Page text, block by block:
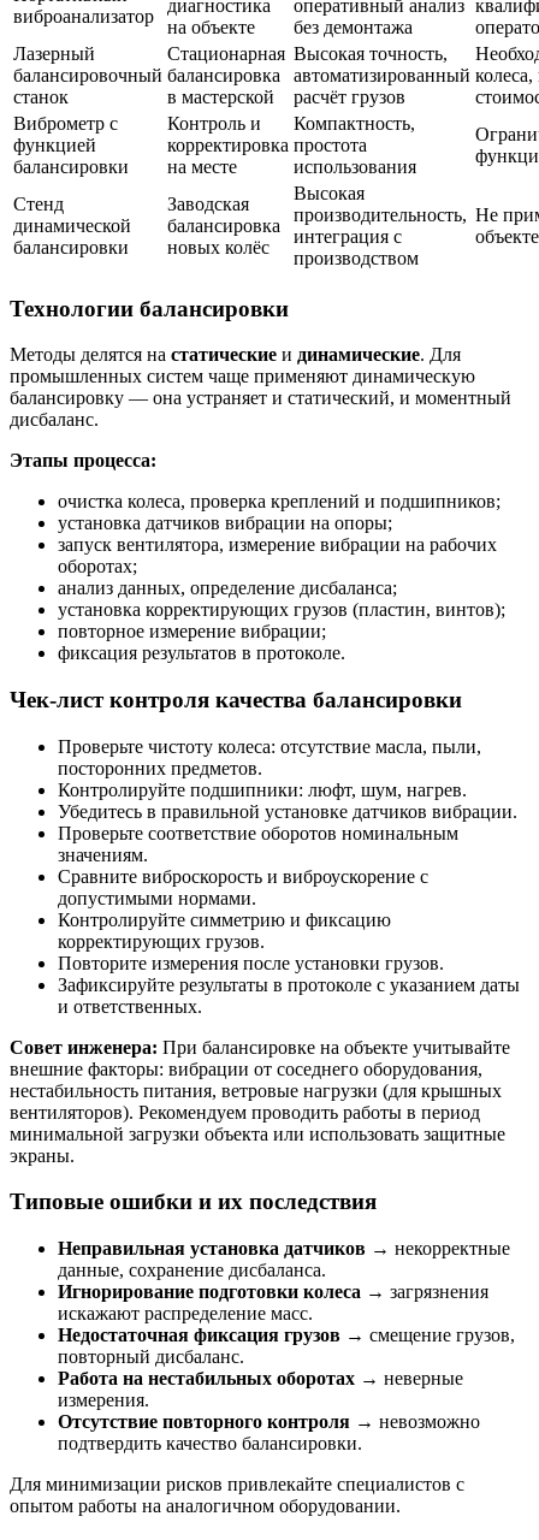
виброанализатор
диагностика
на объекте
оперативный анализ
без демонтажа
Лазерный
балансировочный
станок
Стационарная
балансировка
в мастерской
Высокая точность,
автоматизированный
расчёт грузов
Виброметр с
функцией
балансировки
Контроль и
корректировка
на месте
Компактность,
простота
использования
Стенд
динамической
балансировки
Заводская
балансировка
новых колёс
Высокая
производительность,
интеграция с
производством
Не
объекте
Технологии балансировки
Методы делятся на статические и динамические. Для
промышленных систем чаще применяют динамическую
балансировку — она устраняет и статический, и моментный
дисбаланс.
Этапы процесса:
очистка колеса, проверка креплений и подшипников;
установка датчиков вибрации на опоры;
запуск вентилятора, измерение вибрации на рабочих
оборотах;
анализ данных, определение дисбаланса;
установка корректирующих грузов (пластин, винтов);
повторное измерение вибрации;
фиксация результатов в протоколе.
Чек-лист контроля качества балансировки
Проверьте чистоту колеса: отсутствие масла, пыли,
посторонних предметов.
Контролируйте подшипники: люфт, шум, нагрев.
Убедитесь в правильной установке датчиков вибрации.
Проверьте соответствие оборотов номинальным
значениям.
Сравните виброскорость и виброускорение с
допустимыми нормами.
Контролируйте симметрию и фиксацию
корректирующих грузов.
Повторите измерения после установки грузов.
Зафиксируйте результаты в протоколе с указанием даты
и ответственных.
Совет инженера: При балансировке на объекте учитывайте
внешние факторы: вибрации от соседнего оборудования,
нестабильность питания, ветровые нагрузки (для крышных
вентиляторов). Рекомендуем проводить работы в период
минимальной загрузки объекта или использовать защитные
экраны.
Типовые ошибки и их последствия
Неправильная установка датчиков → некорректные
данные, сохранение дисбаланса.
Игнорирование подготовки колеса → загрязнения
искажают распределение масс.
Недостаточная фиксация грузов → смещение грузов,
повторный дисбаланс.
Работа на нестабильных оборотах → неверные
измерения.
Отсутствие повторного контроля → невозможно
подтвердить качество балансировки.
Для минимизации рисков привлекайте специалистов с
опытом работы на аналогичном оборудовании.